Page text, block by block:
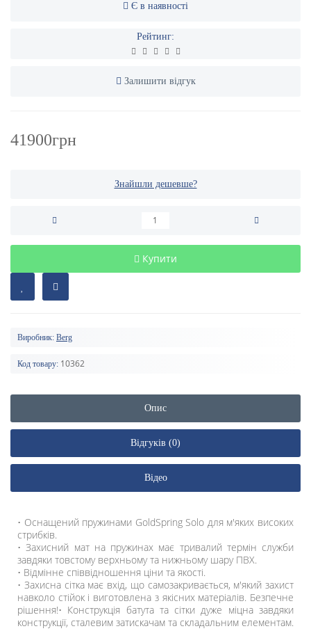
Є в наявності
Рейтинг:
Залишити відгук
41900грн
Знайшли дешевше?
Купити
Виробник: Berg
Код товару: 10362
Опис
Відгуків (0)
Відео
• Оснащений пружинами GoldSpring Solo для м'яких високих
стрибків.
• Захисний мат на пружинах має тривалий термін служби
завдяки товстому верхньому та нижньому шару ПВХ.
• Відмінне співвідношення ціни та якості.
• Захисна сітка має вхід, що самозакривається, м'який захист
навколо стійок і виготовлена ​​з якісних матеріалів. Безпечне
рішення!• Конструкція батута та сітки дуже міцна завдяки
конструкції, сталевим затискачам та складальним елементам.